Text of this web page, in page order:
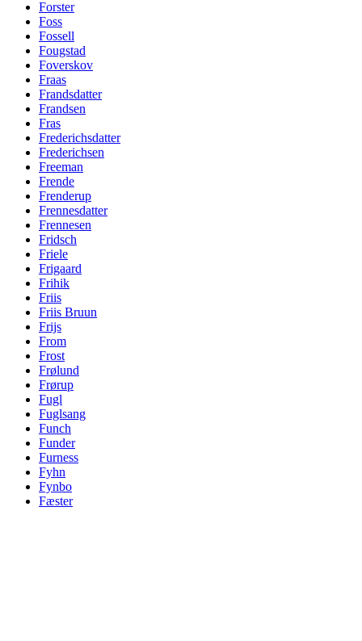
Forster
Foss
Fossell
Fougstad
Foverskov
Fraas
Frandsdatter
Frandsen
Fras
Frederichsdatter
Frederichsen
Freeman
Frende
Frenderup
Frennesdatter
Frennesen
Fridsch
Friele
Frigaard
Frihik
Friis
Friis Bruun
Frijs
From
Frost
Frølund
Frørup
Fugl
Fuglsang
Funch
Funder
Furness
Fyhn
Fynbo
Fæster